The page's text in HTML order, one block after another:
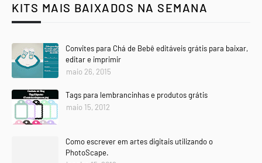
KITS MAIS BAIXADOS NA SEMANA
Convites para Chá de Bebê editáveis grátis para baixar,
editar e imprimir
maio 26, 2015
Tags para lembrancinhas e produtos grátis
maio 15, 2012
Como escrever em artes digitais utilizando o
PhotoScape.